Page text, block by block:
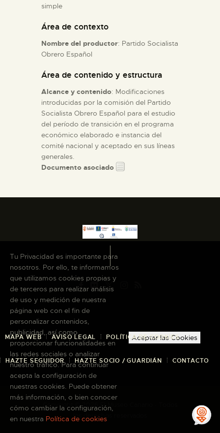
simple
Área de contexto
Nombre del productor: Partido Socialista
Obrero Español
Área de contenido y estructura
Alcance y contenido: Modificaciones
introducidas por la comisión del Partido
Socialista Obrero Español para el estudio
del período de transición en el programa
económico elaborado e instancia del
comité nacional y aceptado en sus líneas
generales.
Documento asociado
MAPA WEB AVISO LEGAL POLÍTICA DE COOKIES
HAZTE SEGUIDOR HAZTE SOCIO / GUARDIÁN CONTACTO
Copyright © 2026 El Museo Canario · Todos
los derechos reservados
Tu Privacidad es importante para
nosotros. Por ello, te informamos
que utilizamos cookies propias y
de terceros para realizar análisis
de uso y medición de nuestra
página web con el fin de
personalizar contenidos,
publicidad, así como
proporcionar funcionalidades en
las redes sociales o analizar
nuestro tráfico. Para continuar
acepta la configuración de
nuestras cookies. Puede obtener
más información, o bien conocer
cómo cambiar la configuración,
en nuestra Política de cookies
Aceptar las Cookies